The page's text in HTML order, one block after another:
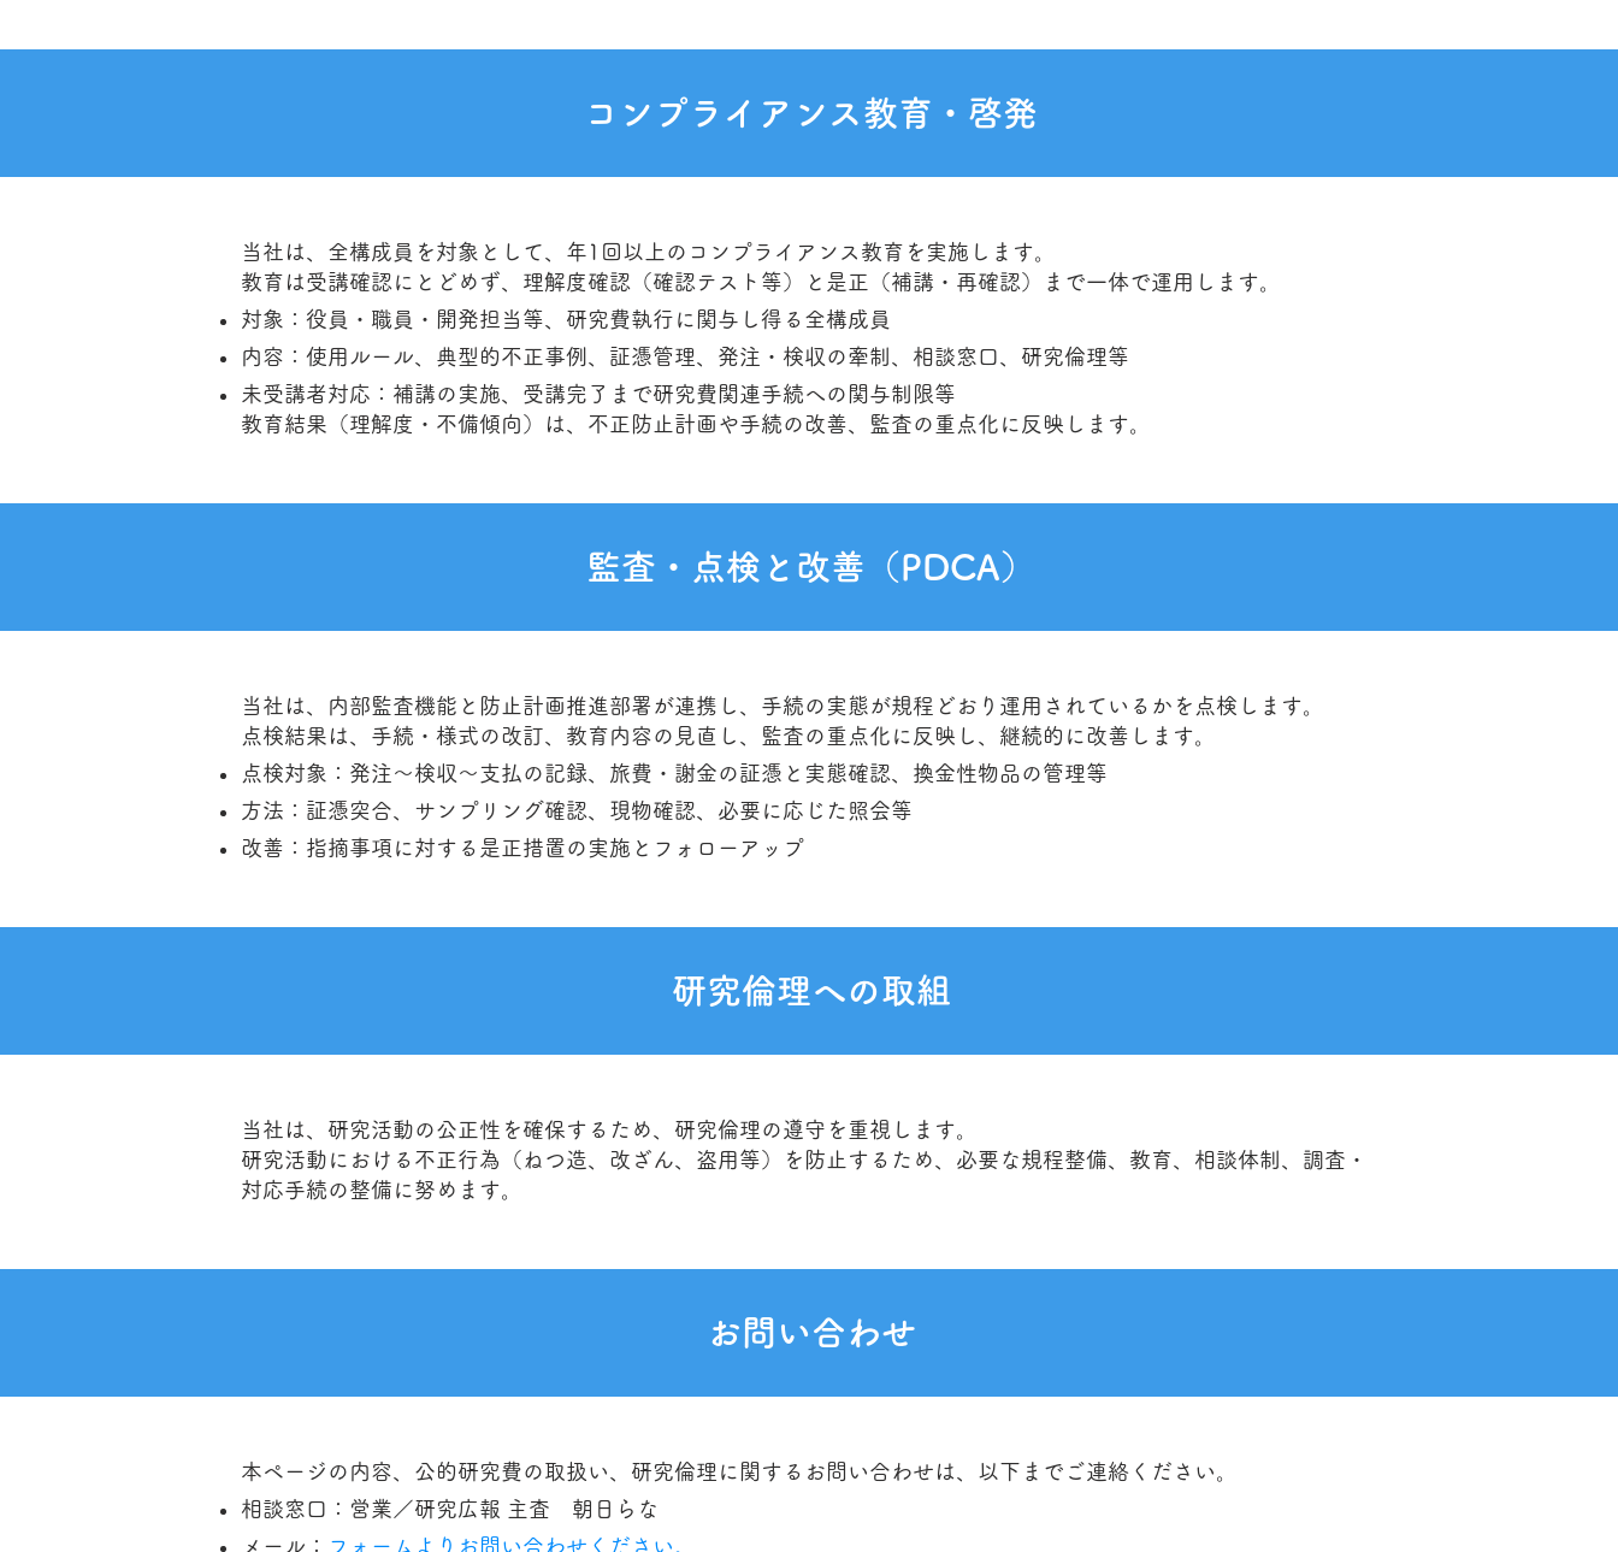
コンプライアンス教育・啓発
当社は、全構成員を対象として、年1回以上のコンプライアンス教育を実施します。
教育は受講確認にとどめず、理解度確認（確認テスト等）と是正（補講・再確認）まで一体で運用します。
対象：役員・職員・開発担当等、研究費執行に関与し得る全構成員
内容：使用ルール、典型的不正事例、証憑管理、発注・検収の牽制、相談窓口、研究倫理等
未受講者対応：補講の実施、受講完了まで研究費関連手続への関与制限等
教育結果（理解度・不備傾向）は、不正防止計画や手続の改善、監査の重点化に反映します。
監査・点検と改善（PDCA）
当社は、内部監査機能と防止計画推進部署が連携し、手続の実態が規程どおり運用されているかを点検します。
点検結果は、手続・様式の改訂、教育内容の見直し、監査の重点化に反映し、継続的に改善します。
点検対象：発注～検収～支払の記録、旅費・謝金の証憑と実態確認、換金性物品の管理等
方法：証憑突合、サンプリング確認、現物確認、必要に応じた照会等
改善：指摘事項に対する是正措置の実施とフォローアップ
研究倫理への取組
当社は、研究活動の公正性を確保するため、研究倫理の遵守を重視します。
研究活動における不正行為（ねつ造、改ざん、盗用等）を防止するため、必要な規程整備、教育、相談体制、調査・
対応手続の整備に努めます。
お問い合わせ
本ページの内容、公的研究費の取扱い、研究倫理に関するお問い合わせは、以下までご連絡ください。
相談窓口：営業／研究広報 主査 朝日らな
メール：
フォームよりお問い合わせください。